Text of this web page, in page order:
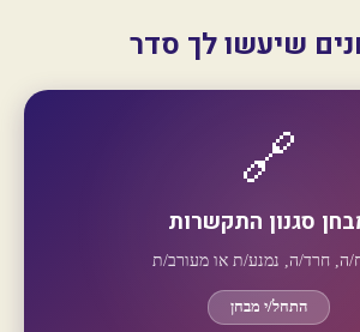
שיעשו לך סדר
🔗
סגנון התקשרות
ה, חרד/ה, נמנע/ת או מעורב/ת
התחל/י מבחן